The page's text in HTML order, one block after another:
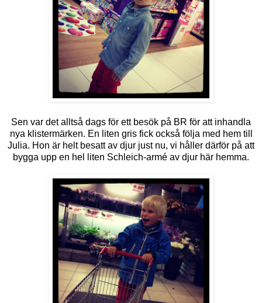
Sen var det alltså dags för ett besök på BR för att inhandla
nya klistermärken. En liten gris fick också följa med hem till
Julia. Hon är helt besatt av djur just nu, vi håller därför på att
bygga upp en hel liten Schleich-armé av djur här hemma.